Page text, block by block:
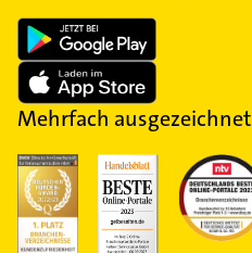
Mehrfach ausgezeichnet